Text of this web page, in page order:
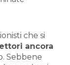
che si
ancora
Sebbene